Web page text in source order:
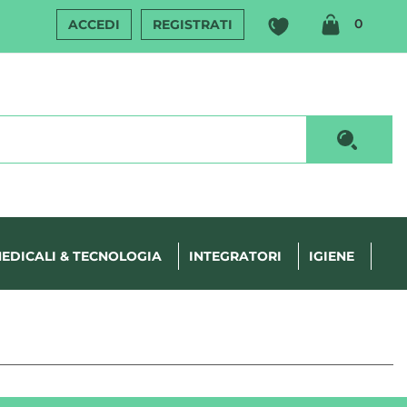
ACCEDI REGISTRATI 0
& TECNOLOGIA INTEGRATORI IGIENE